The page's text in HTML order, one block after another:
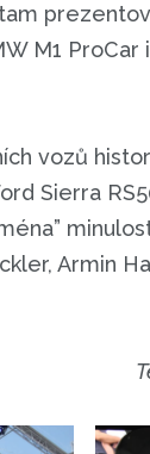
M1
vozů
Sierra
Armin